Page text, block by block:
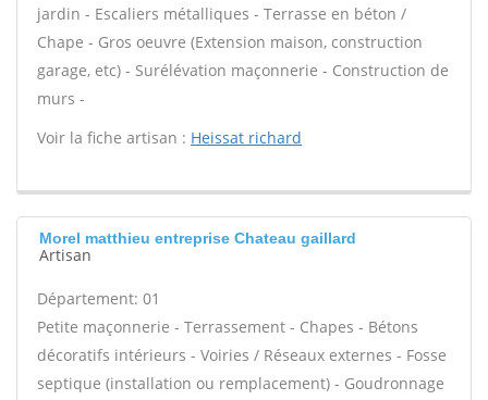
jardin - Escaliers métalliques - Terrasse en béton /
Chape - Gros oeuvre (Extension maison, construction
garage, etc) - Surélévation maçonnerie - Construction de
murs -
Voir la fiche artisan : Heissat richard
Morel matthieu entreprise Chateau gaillard
Artisan
Département: 01
Petite maçonnerie - Terrassement - Chapes - Bétons
décoratifs intérieurs - Voiries / Réseaux externes - Fosse
septique (installation ou remplacement) - Goudronnage